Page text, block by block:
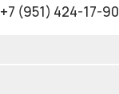
+7 (951) 424-17-90